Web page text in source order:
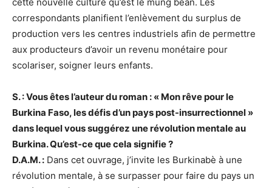
correspondants planifient l’enlèvement du surplus de
production vers les centres industriels afin de permettre
aux producteurs d’avoir un revenu monétaire pour
scolariser, soigner leurs enfants.
S. : Vous êtes l’auteur du roman : « Mon rêve pour le
Burkina Faso, les défis d’un pays post-insurrectionnel »
dans lequel vous suggérez une révolution mentale au
Burkina. Qu’est-ce que cela signifie ?
D.A.M. : Dans cet ouvrage, j’invite les Burkinabè à une
révolution mentale, à se surpasser pour faire du pays un